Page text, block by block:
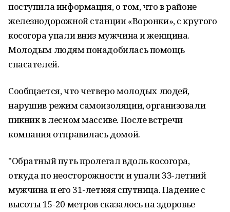
поступила информация, о том, что в районе
железнодорожной станции «Воронки», с крутого
косогора упали вниз мужчина и женщина.
Молодым людям понадобилась помощь
спасателей.
Сообщается, что четверо молодых людей,
нарушив режим самоизоляции, организовали
пикник в лесном массиве. После встречи
компания отправилась домой.
"Обратный путь пролегал вдоль косогора,
откуда по неосторожности и упали 33-летний
мужчина и его 31-летняя спутница. Падение с
высоты 15-20 метров сказалось на здоровье